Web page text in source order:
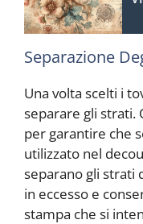
Separazione
Una volta scelti i
separare gli strati.
per garantire che
utilizzato nel
separano gli strati
in eccesso e
stampa che si